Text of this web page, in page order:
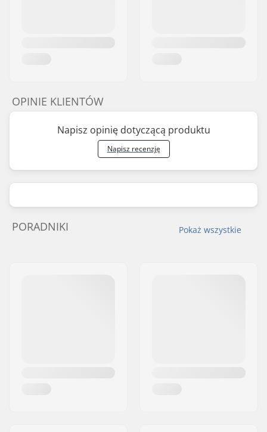
OPINIE KLIENTÓW
Napisz opinię dotyczącą produktu
Napisz recenzję
Pokaż wszystkie
PORADNIKI